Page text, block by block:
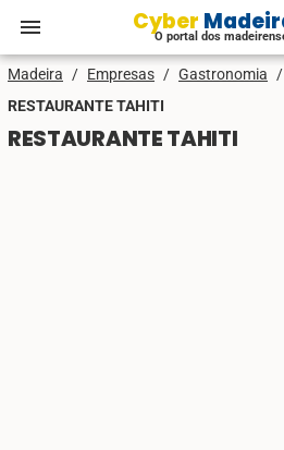
menu Cyber
O portal dos
Madeira / Empresas / Gastronomia /
RESTAURANTE TAHITI
RESTAURANTE TAHITI